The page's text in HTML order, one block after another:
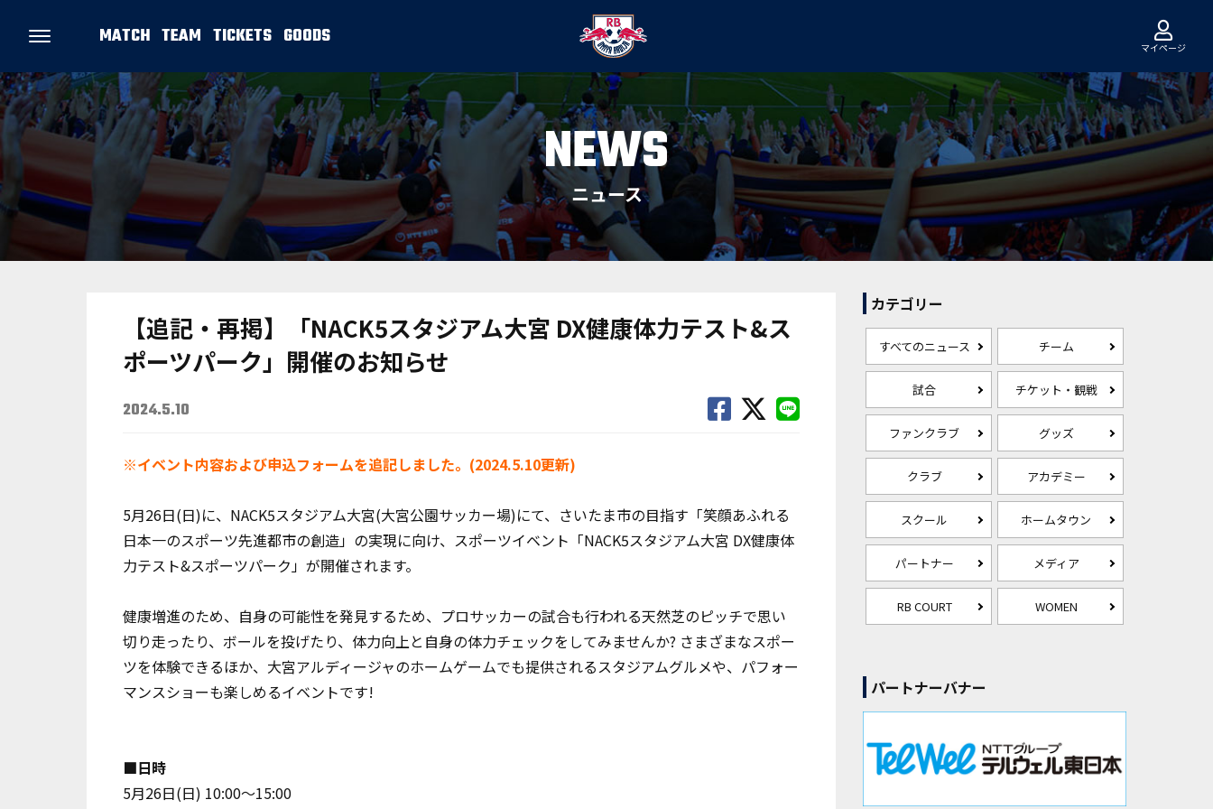
MATCH TEAM TICKETS GOODS マイページ
NEWS
ニュース
【追記・再掲】「NACK5スタジアム大宮 DX健康体力テスト&ス
ポーツパーク」開催のお知らせ
2024.5.10
※イベント内容および申込フォームを追記しました。(2024.5.10更新)
5月26日(日)に、NACK5スタジアム大宮(大宮公園サッカー場)にて、さいたま市の目指す「笑顔あふれる
日本一のスポーツ先進都市の創造」の実現に向け、スポーツイベント「NACK5スタジアム大宮 DX健康体
力テスト&スポーツパーク」が開催されます。
健康増進のため、自身の可能性を発見するため、プロサッカーの試合も行われる天然芝のピッチで思い
切り走ったり、ボールを投げたり、体力向上と自身の体力チェックをしてみませんか? さまざまなスポー
ツを体験できるほか、大宮アルディージャのホームゲームでも提供されるスタジアムグルメや、パフォー
マンスショーも楽しめるイベントです!
■日時
5月26日(日) 10:00～15:00
カテゴリー
すべてのニュース チーム
試合 チケット・観戦
ファンクラブ グッズ
クラブ アカデミー
スクール ホームタウン
パートナー メディア
RB COURT WOMEN
パートナーバナー